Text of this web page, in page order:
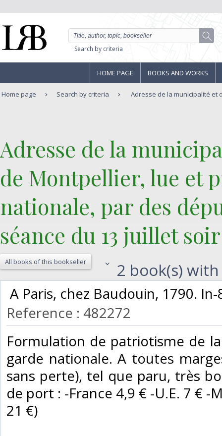
Search by criteria
HOME PAGE BOOKS AND WORKS
Home page Search by criteria Adresse de la municipalité et
‎Adresse de la
de Montpellier, lue et
nationale, par des
séance du 13 juillet soir
All books of this bookseller 2 book(s)
A Paris, chez Baudouin, 1790.
Reference : 482272
‎Formulation de patriotisme de
garde nationale. A toutes
sans perte), tel que paru, très
de port : -France 4,9 € -U.E. 7 € -
21 €) ‎